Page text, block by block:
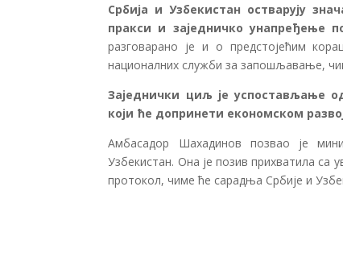
Србија и Узбекистан остварују
пракси и заједничко унапређење
разговарано је и о предстојећим
националних служби за запошљавање,
Заједнички циљ је успостављање
који ће допринети економском
Амбасадор Шахадинов позвао је
Узбекистан. Она је позив прихватила са
протокол, чиме ће сарадња Србије и